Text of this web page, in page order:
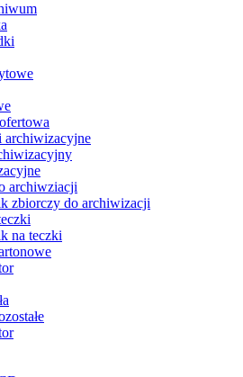
archiwziacji
zbiorczy do archiwizacji
na teczki